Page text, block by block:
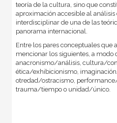
teoría de la cultura, sino que
aproximación accesible al
interdisciplinar de una de las
panorama internacional.
Entre los pares conceptuales que
mencionar los siguientes, a modo
anacronismo/análisis, cultura/
ética/exhibicionismo,
otredad/ostracismo,
trauma/tiempo o unidad/único.